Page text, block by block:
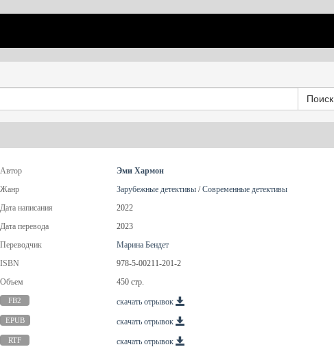
Поиск
Автор
Эми Хармон
Жанр
Зарубежные детективы /Современные детективы
Дата написания
2022
Дата перевода
2023
Переводчик
Марина Бендет
ISBN
978-5-00211-201-2
Объем
450 стр.
FB2 скачать отрывок
EPUB скачать отрывок
RTF скачать отрывок